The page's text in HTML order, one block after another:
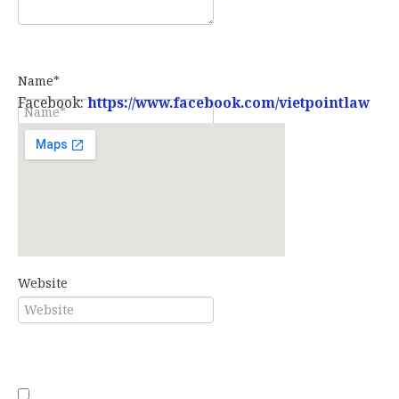
Name*
Website
Facebook:https://www.facebook.com/vietpointlaw